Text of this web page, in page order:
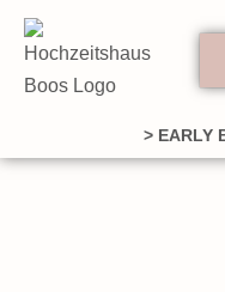
Zum
Inhalt
springen
> EARLY